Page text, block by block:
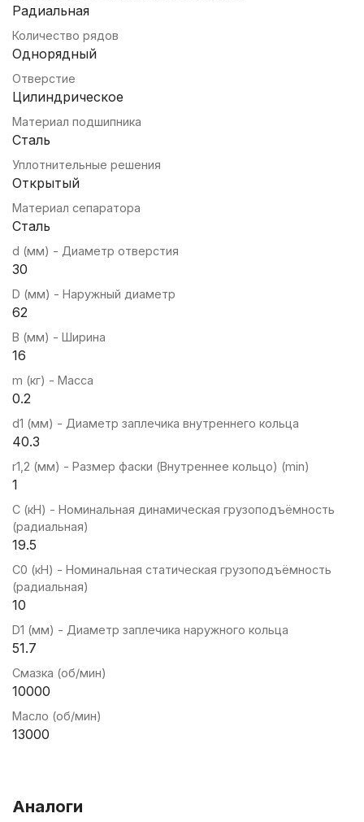
Радиальная
Количество рядов
Однорядный
Отверстие
Цилиндрическое
Материал подшипника
Сталь
Уплотнительные решения
Открытый
Материал сепаратора
Сталь
d (мм) - Диаметр отверстия
30
D (мм) - Наружный диаметр
62
B (мм) - Ширина
16
m (кг) - Масса
0.2
d1 (мм) - Диаметр заплечика внутреннего кольца
40.3
r1,2 (мм) - Размер фаски (Внутреннее кольцо) (min)
1
C (кН) - Номинальная динамическая грузоподъёмность
(радиальная)
19.5
C0 (кН) - Номинальная статическая грузоподъёмность
(радиальная)
10
D1 (мм) - Диаметр заплечика наружного кольца
51.7
Смазка (об/мин)
10000
Масло (об/мин)
13000
Аналоги